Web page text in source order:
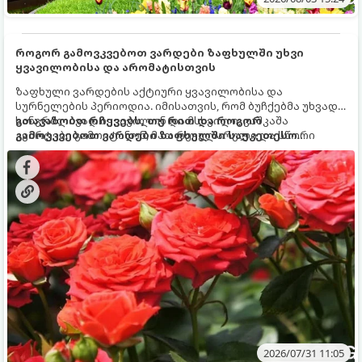
როგორ გამოვკვებოთ ვარდები ზაფხულში უხვი
ყვავილობისა და არომატისთვის
ზაფხული ვარდების აქტიური ყვავილობისა და
სურნელების პერიოდია. იმისათვის, რომ ბუჩქებმა უხვად,
ხანგრძლივად იყვავილონ და მსხვილი, კაშკაშა
კვირტები გამოიტანონ, მათ რეგულარული და სწორი
გამოკვება სჭირდებათ. ზაფხულის პერიოდში მცენარის
მოთხოვნილებები იცვლება, ამიტომ მნიშვნელოვანია
ვიცოდეთ, რომელი სასუქები გამოიყენება ამ დროს.
გთავაზობთ რჩევებს, თუ რით და როგორ
გამოვკვებოთ ვარდები ზაფხულში საუკეთესო
შედეგის მისაღწევად:
2026/07/31 11:05